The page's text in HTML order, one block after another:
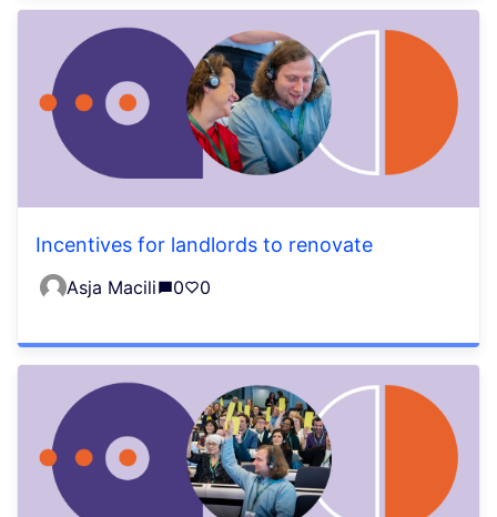
Incentives for landlords to renovate
Asja Macili 0 0